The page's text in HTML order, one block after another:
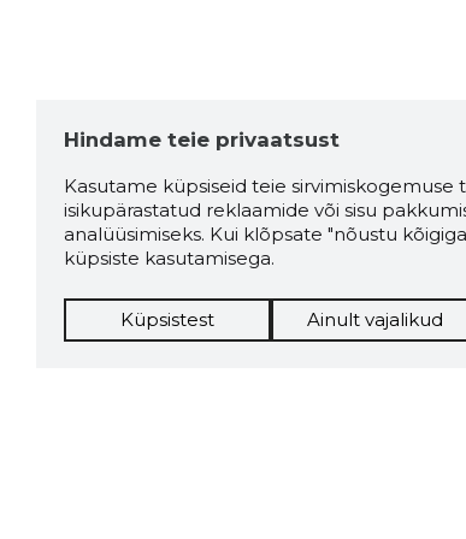
Hindame teie privaatsust
Kasutame küpsiseid teie sirvimiskogemuse
isikupärastatud reklaamide või sisu
analüüsimiseks. Kui klõpsate "nõustu
küpsiste kasutamisega.
Küpsistest Ainult vajalikud